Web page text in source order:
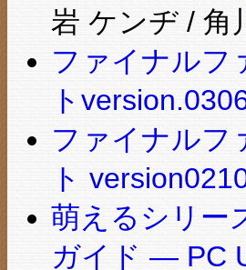
岩 ケンヂ / 角
ファイナルフ
ト
ファイナルフ
ト
萌えるシリー
ガイド — PC